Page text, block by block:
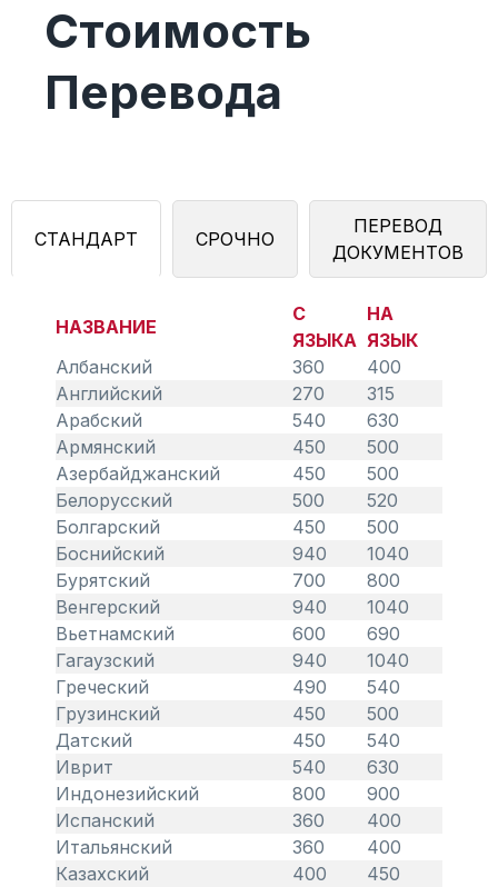
Стоимость
Перевода
СТАНДАРТ СРОЧНО
ПЕРЕВОД
ДОКУМЕНТОВ
НАЗВАНИЕ
С
ЯЗЫКА
НА
ЯЗЫК
Албанский
360
400
Английский
270
315
Арабский
540
630
Армянский
450
500
Азербайджанский
450
500
Белорусский
500
520
Болгарский
450
500
Боснийский
940
1040
Бурятский
700
800
Венгерский
940
1040
Вьетнамский
600
690
Гагаузский
940
1040
Греческий
490
540
Грузинский
450
500
Датский
450
540
Иврит
540
630
Индонезийский
800
900
Испанский
360
400
Итальянский
360
400
Казахский
400
450